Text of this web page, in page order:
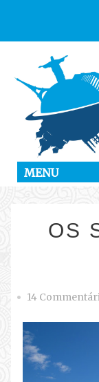
MENU
OS
14